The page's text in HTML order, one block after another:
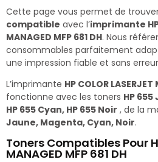
Cette page vous permet de
compatible avec l’imprimante HP
MANAGED MFP 681 DH. Nous
consommables parfaitement
une impression fiable et sans
L’imprimante HP COLOR
fonctionne avec les toners HP
HP 655 Cyan, HP 655 Noir , de la
Jaune, Magenta, Cyan, Noir.
Toners Compatibles Pour
MANAGED MFP 681 DH